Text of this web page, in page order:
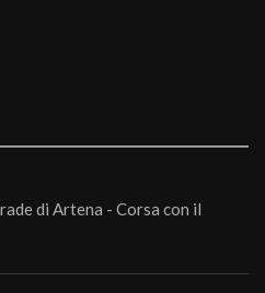
di Artena - Corsa con il